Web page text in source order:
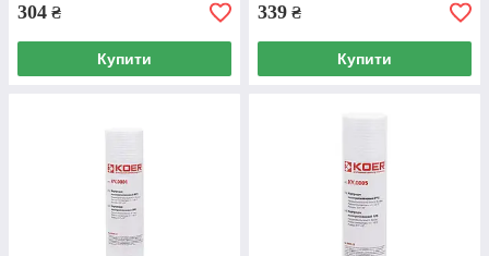
ДЛЯ ВОДИ
НАШОМУ САЙТІ?
304 ₴
Купити
339 ₴
Купити